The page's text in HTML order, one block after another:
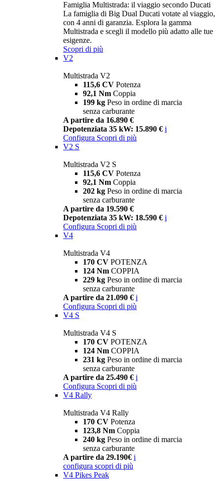
Famiglia Multistrada: il viaggio secondo Ducati
La famiglia di Big Dual Ducati votate al viaggio,
con 4 anni di garanzia. Esplora la gamma
Multistrada e scegli il modello più adatto alle tue
esigenze.
Scopri di più
V2
Multistrada V2
115,6 CV Potenza
92,1 Nm Coppia
199 kg Peso in ordine di marcia
senza carburante
A partire da 16.890 €
Depotenziata 35 kW: 15.890 € i
Configura Scopri di più
V2 S
Multistrada V2 S
115,6 CV Potenza
92,1 Nm Coppia
202 kg Peso in ordine di marcia
senza carburante
A partire da 19.590 €
Depotenziata 35 kW: 18.590 € i
Configura Scopri di più
V4
Multistrada V4
170 CV POTENZA
124 Nm COPPIA
229 kg Peso in ordine di marcia
senza carburante
A partire da 21.090 € i
Configura Scopri di più
V4 S
Multistrada V4 S
170 CV POTENZA
124 Nm COPPIA
231 kg Peso in ordine di marcia
senza carburante
A partire da 25.490 € i
Configura Scopri di più
V4 Rally
Multistrada V4 Rally
170 CV Potenza
123,8 Nm Coppia
240 kg Peso in ordine di marcia
senza carburante
A partire da 29.190€ i
configura scopri di più
V4 Pikes Peak